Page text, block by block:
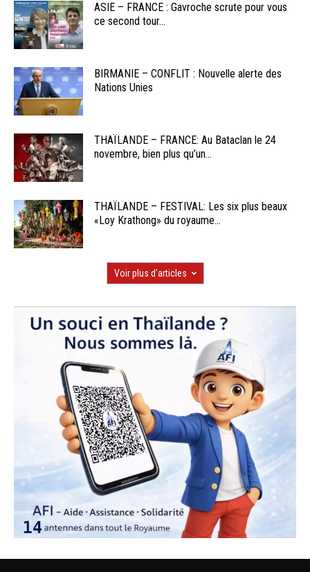
ASIE – FRANCE : Gavroche scrute pour vous
ce second tour...
BIRMANIE – CONFLIT : Nouvelle alerte des
Nations Unies
THAÏLANDE – FRANCE: Au Bataclan le 24
novembre, bien plus qu’un...
THAÏLANDE – FESTIVAL: Les six plus beaux
«Loy Krathong» du royaume...
Voir plus d'articles